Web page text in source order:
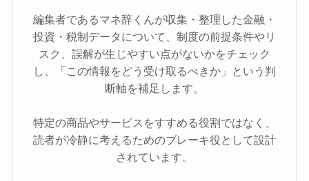
編集者であるマネ辞くんが収集・整理した金融・
投資・税制データについて、制度の前提条件やリ
スク、誤解が生じやすい点がないかをチェック
し、「この情報をどう受け取るべきか」という判
断軸を補足します。
特定の商品やサービスをすすめる役割ではなく、
読者が冷静に考えるためのブレーキ役として設計
されています。